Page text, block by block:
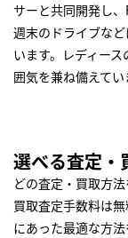
サーと共同開発し
週末のドライブな
います。レディー
囲気を兼ね備えてい
選べる査定・
どの査定・買取方
買取査定手数料は
にあった最適な方法